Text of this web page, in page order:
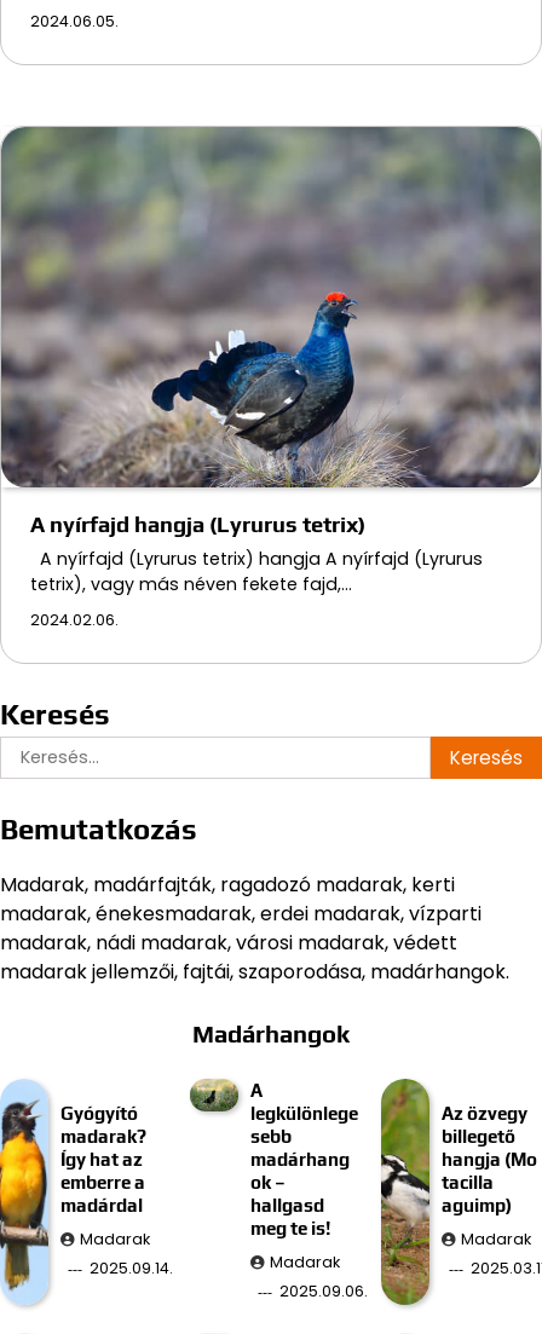
2024.06.05.
A nyírfajd hangja (Lyrurus tetrix)
A nyírfajd (Lyrurus tetrix) hangja A nyírfajd (Lyrurus
tetrix), vagy más néven fekete fajd,…
2024.02.06.
Keresés
Keresés:
Bemutatkozás
Madarak, madárfajták, ragadozó madarak, kerti
madarak, énekesmadarak, erdei madarak, vízparti
madarak, nádi madarak, városi madarak, védett
madarak jellemzői, fajtái, szaporodása, madárhangok.
Madárhangok
Gyógyító
madarak?
Így hat az
emberre a
madárdal
Madarak
2025.09.14.
A
legkülönlege
sebb
madárhang
ok –
hallgasd
meg te is!
Madarak
2025.09.06.
Az özvegy
billegető
hangja (Mo
tacilla
aguimp)
Madarak